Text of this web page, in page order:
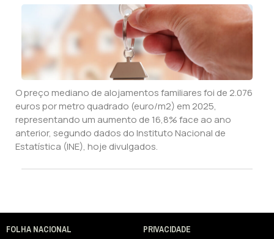
O preço mediano de alojamentos familiares foi de 2.076
euros por metro quadrado (euro/m2) em 2025,
representando um aumento de 16,8% face ao ano
anterior, segundo dados do Instituto Nacional de
Estatística (INE), hoje divulgados.
FOLHA NACIONAL PRIVACIDADE